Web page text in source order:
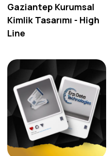
Gaziantep Kurumsal
Kimlik Tasarımı - High
Line